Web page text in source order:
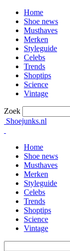
Home
Shoe news
Musthaves
Merken
Styleguide
Celebs
Trends
Shoptips
Science
Vintage
Zoek
Shoejunks.nl
Home
Shoe news
Musthaves
Merken
Styleguide
Celebs
Trends
Shoptips
Science
Vintage